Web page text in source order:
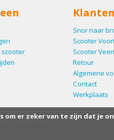
scooter
Snor naar
Scooter
Scooter
Retour
Algemene
Contact
Werkplaats
om er zeker van te zijn dat je